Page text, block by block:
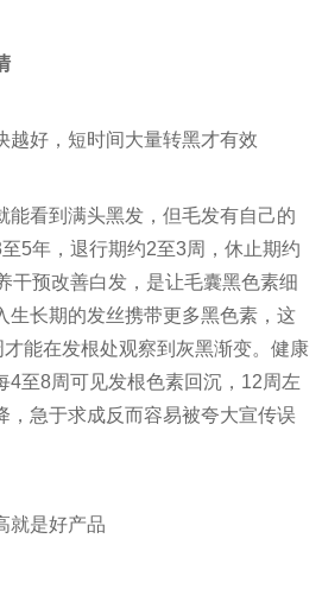
越好，短时间大量转黑才有效
能看到满头黑发，但毛发有自己的
5年，退行期约2至3周，休止期约
干预改善白发，是让毛囊黑色素细
生长期的发丝携带更多黑色素，这
能在发根处观察到灰黑渐变。健康
4至8周可见发根色素回沉，12周左
，急于求成反而容易被夸大宣传误
就是好产品